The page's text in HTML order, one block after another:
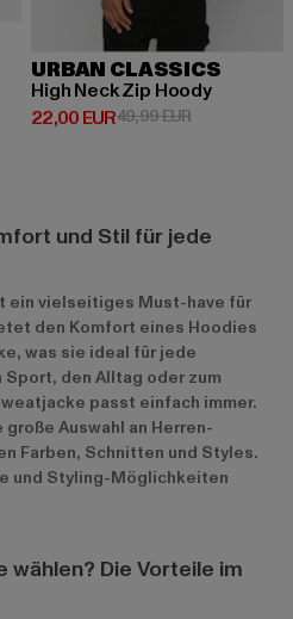
55,99 EUR
URBAN CLASSICS
High Neck Zip Hoody
22,00 EUR
Derzeitiger Preis: 22,00 EUR
49,99 EURAktionspreis:
und Stil für jede
ein vielseitiges Must-have für
den Komfort eines Hoodies
was sie ideal für jede
den Alltag oder zum
passt einfach immer.
Auswahl an Herren-
Farben, Schnitten und Styles.
und Styling-Möglichkeiten
wählen? Die Vorteile im